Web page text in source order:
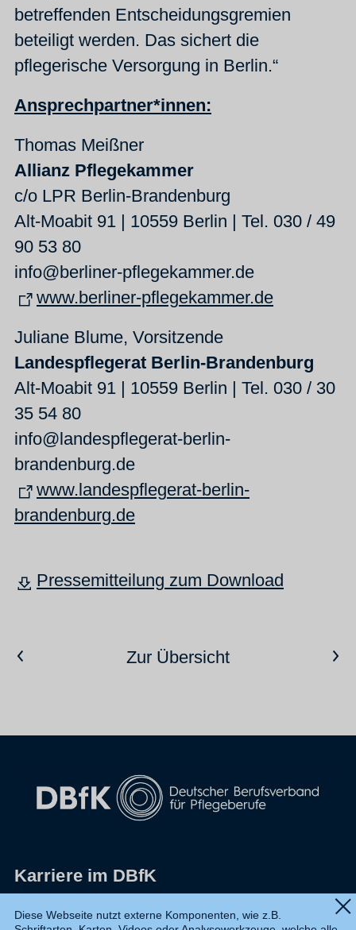
betreffenden Entscheidungsgremien
beteiligt werden. Das sichert die
pflegerische Versorgung in Berlin.“
Ansprechpartner*innen:
Thomas Meißner
Allianz Pflegekammer
c/o LPR Berlin-Brandenburg
Alt-Moabit 91 | 10559 Berlin | Tel. 030 / 49
90 53 80
info@berliner-pflegekammer.de
www.berliner-pflegekammer.de
Juliane Blume, Vorsitzende
Landespflegerat Berlin-Brandenburg
Alt-Moabit 91 | 10559 Berlin | Tel. 030 / 30
35 54 80
info@landespflegerat-berlin-
brandenburg.de
www.landespflegerat-berlin-
brandenburg.de
Pressemitteilung zum Download
Vorheriger ArtikelZur ÜbersichtNächster Artikel
Karriere im DBfK
Diese Webseite nutzt externe Komponenten, wie z.B.